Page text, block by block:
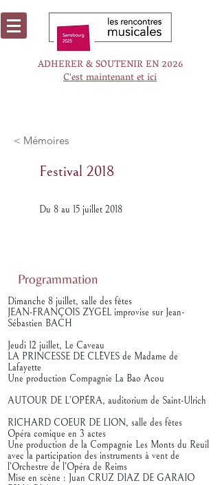
ADHERER & SOUTENIR EN 2026
C'est maintenant et ici
< Mémoires
Festival 2018
Du 8 au 15 juillet 2018
Programmation
Dimanche 8 juillet, salle des fêtes
JEAN-FRANÇOIS ZYGEL improvise sur Jean-
Sébastien BACH
Jeudi 12 juillet, Le Caveau
LA PRINCESSE DE CLÈVES de Madame de
Lafayette
Une production Compagnie La Bao Acou
AUTOUR DE L’OPÉRA, auditorium de Saint-Ulrich
RICHARD COEUR DE LION, salle des fêtes
Opéra comique en 3 actes
Une production de la Compagnie Les Monts du Reuil
avec la participation des instruments à vent de
l’Orchestre de l’Opéra de Reims
Mise en scène : Juan CRUZ DIAZ DE GARAIO